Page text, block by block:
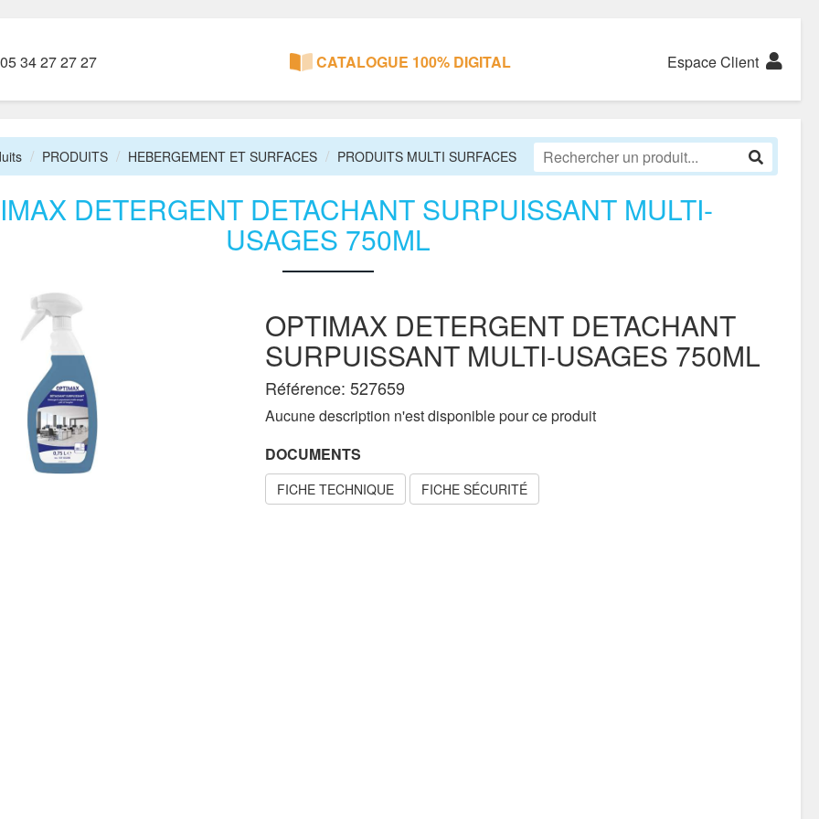
34 27 27 27 CATALOGUE 100% DIGITAL Espace Client
PRODUITS HEBERGEMENT ET SURFACES PRODUITS MULTI SURFACES
DETERGENT DETACHANT SURPUISSANT MULTI-
USAGES 750ML
OPTIMAX DETERGENT DETACHANT
SURPUISSANT MULTI-USAGES 750ML
Référence: 527659
Aucune description n'est disponible pour ce produit
DOCUMENTS
FICHE TECHNIQUE FICHE SÉCURITÉ